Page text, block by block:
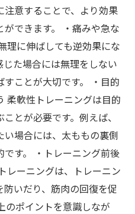
注意することで、より効果
できます。 ・痛みや急な
理に伸ばしても逆効果にな
た場合には無理をしない
ことが大切です。 ・目的
柔軟性トレーニングは目的
とが必要です。例えば、
場合には、太ももの裏側
す。 ・トレーニング前後
レーニングは、トレーニン
いだり、筋肉の回復を促
のポイントを意識しなが